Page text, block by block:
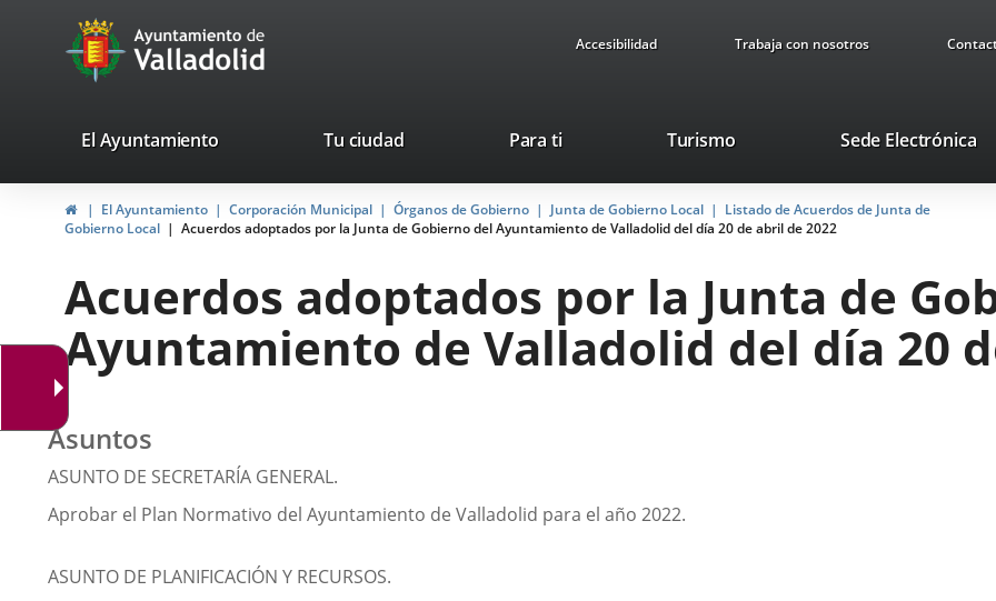
Portal
Web
Ayuntamiento
de
Valladolid
Accesibilidad Trabaja con nosotros
valladolid.es
El Ayuntamiento Tu ciudad Para ti TurismoThis
will
open
in
pop-
up
window.
Sede Electrónica
HomeEl Ayuntamiento Corporación Municipal Órganos de Gobierno Junta de Gobierno Local
Listado de Acuerdos de Junta de
Gobierno Local
Acuerdos adoptados por la Junta de Gobierno del Ayuntamiento de Valladolid del día 20 de abril de 2022
Acuerdos adoptados por la Junta de
Ayuntamiento de Valladolid del día 20
Asuntos
ASUNTO DE SECRETARÍA GENERAL.
Aprobar el Plan Normativo del Ayuntamiento de Valladolid para el año 2022.
ASUNTO DE PLANIFICACIÓN Y RECURSOS.